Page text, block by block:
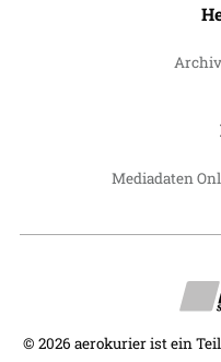
Archiv
Mediadaten
© 2026 aerokurier ist ein